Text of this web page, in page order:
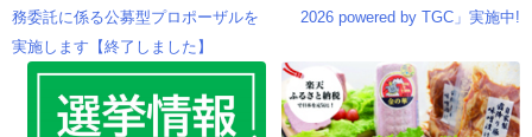
投
稿
務委託に係る公募型プロポーザルを
実施します【終了しました】
2026 powered by TGC」実施中!